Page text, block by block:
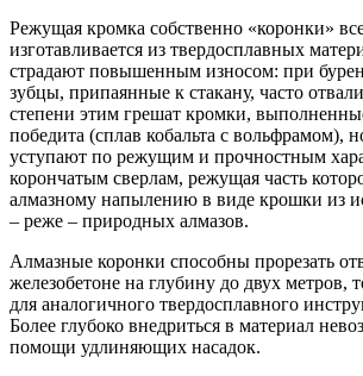
Режущая кромка собственно «коронки»
изготавливается из твердосплавных
страдают повышенным износом: при
зубцы, припаянные к стакану, часто
степени этим грешат кромки,
победита (сплав кобальта с вольфрамом),
уступают по режущим и прочностным
корончатым сверлам, режущая часть
алмазному напылению в виде крошки из
– реже – природных алмазов.
Алмазные коронки способны прорезать
железобетоне на глубину до двух метров,
для аналогичного твердосплавного
Более глубоко внедриться в материал
помощи удлиняющих насадок.